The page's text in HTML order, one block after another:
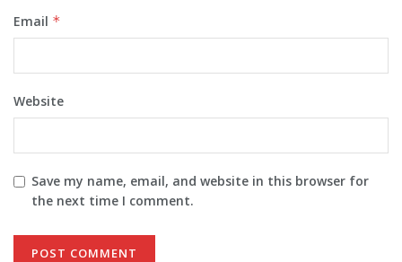
Email *
Website
Save my name, email, and website in this browser for
the next time I comment.